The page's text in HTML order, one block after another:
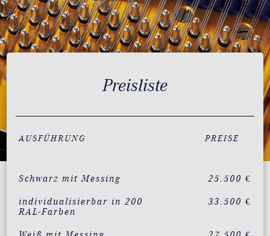
Preisliste
AUSFÜHRUNG PREISE
Schwarz mit Messing 25.500 €
individualisierbar in 200
RAL-Farben
33.500 €